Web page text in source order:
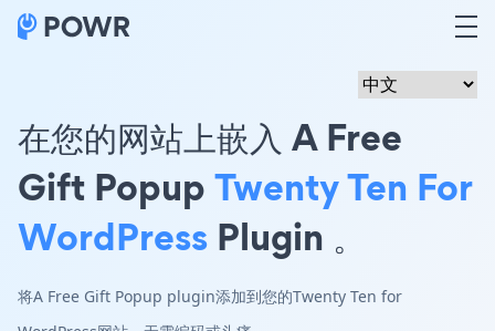
在您的网站上嵌入 A Free
Gift PopupTwenty Ten For
WordPress Plugin 。
将A Free Gift Popup plugin添加到您的Twenty Ten for